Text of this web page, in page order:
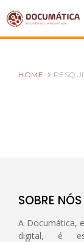
HOME
SOBRE NÓS
A Documática,
digital, é